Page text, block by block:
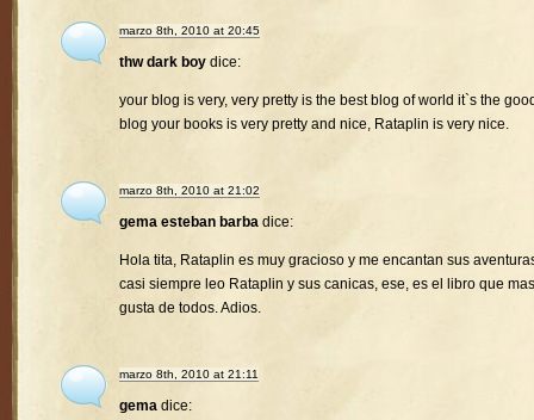
marzo 8th, 2010 at 20:45
thw dark boy dice:
your blog is very, very pretty is the best blog of world it`s the
blog your books is very pretty and nice, Rataplin is very nice.
marzo 8th, 2010 at 21:02
gema esteban barba dice:
Hola tita, Rataplin es muy gracioso y me encantan sus
casi siempre leo Rataplin y sus canicas, ese, es el libro que
gusta de todos. Adios.
marzo 8th, 2010 at 21:11
gema dice: